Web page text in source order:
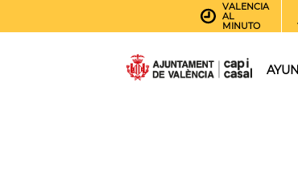
VALENCIA
AL
MINUTO